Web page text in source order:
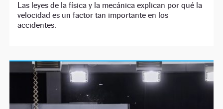
Las leyes de la física y la mecánica explican por qué la
velocidad es un factor tan importante en los
accidentes.